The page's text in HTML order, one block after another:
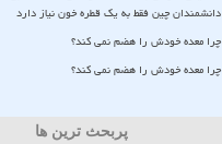
دانشمندان چین فقط به یک قطره خون نیاز دارد
چرا معده خودش را هضم نمی کند؟
چرا معده خودش را هضم نمی کند؟
پربحث ترین ها